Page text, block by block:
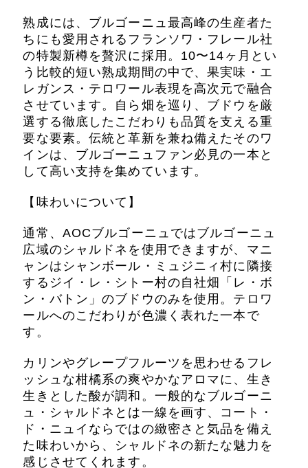
熟成には、ブルゴーニュ最高峰の生産者た
ちにも愛用されるフランソワ・フレール社
の特製新樽を贅沢に採用。10〜14ヶ月とい
う比較的短い熟成期間の中で、果実味・エ
レガンス・テロワール表現を高次元で融合
させています。自ら畑を巡り、ブドウを厳
選する徹底したこだわりも品質を支える重
要な要素。伝統と革新を兼ね備えたそのワ
インは、ブルゴーニュファン必見の一本と
して高い支持を集めています。
【味わいについて】
通常、AOCブルゴーニュではブルゴーニュ
広域のシャルドネを使用できますが、マニ
ャンはシャンボール・ミュジニィ村に隣接
するジイ・レ・シトー村の自社畑「レ・ボ
ン・バトン」のブドウのみを使用。テロワ
ールへのこだわりが色濃く表れた一本で
す。
カリンやグレープフルーツを思わせるフレ
ッシュな柑橘系の爽やかなアロマに、生き
生きとした酸が調和。一般的なブルゴーニ
ュ・シャルドネとは一線を画す、コート・
ド・ニュイならではの緻密さと気品を備え
た味わいから、シャルドネの新たな魅力を
感じさせてくれます。